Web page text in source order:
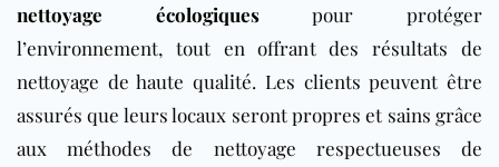
nettoyage écologiquespour protéger
l’environnement, tout en offrant des résultats de
nettoyage de haute qualité. Les clients peuvent être
assurés que leurs locaux seront propres et sains grâce
aux méthodes de nettoyage respectueuses de